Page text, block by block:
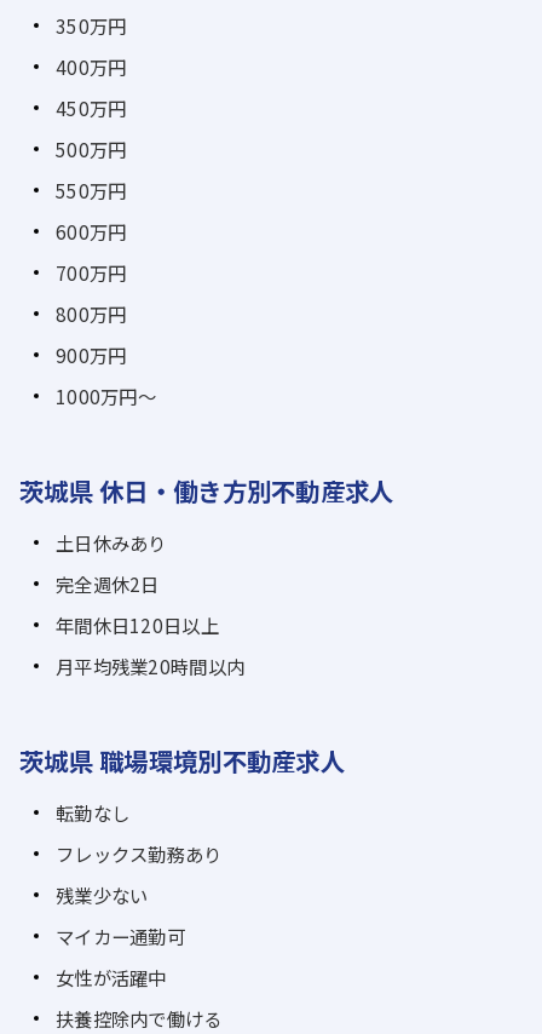
350万円
400万円
450万円
500万円
550万円
600万円
700万円
800万円
900万円
1000万円～
茨城県 休日・働き方別不動産求人
土日休みあり
完全週休2日
年間休日120日以上
月平均残業20時間以内
茨城県 職場環境別不動産求人
転勤なし
フレックス勤務あり
残業少ない
マイカー通勤可
女性が活躍中
扶養控除内で働ける